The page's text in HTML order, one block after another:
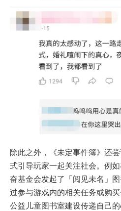
除此之外，《未定事件簿》还
式引导玩家一起关注社会。例
奋基金会发起了「阅见未名」
过参与游戏内的相关任务或购
公益儿童图书室建设传递自己